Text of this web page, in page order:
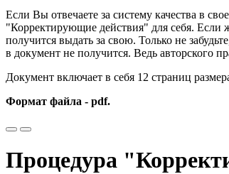
Если Вы отвечаете за систему качества в
"Корректирующие действия" для себя. Если
получится выдать за свою. Только не
в документ не получится. Ведь авторского
Документ включает в себя 12 страниц
Формат файла - pdf.
Процедура